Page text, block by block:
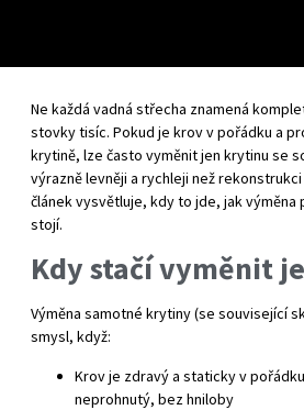
Ne každá vadná střecha znamená
stovky tisíc. Pokud je krov v pořádku a
krytině, lze často vyměnit jen krytinu se
výrazně levněji a rychleji než
článek vysvětluje, kdy to jde, jak výměna
stojí.
Kdy stačí vyměnit
Výměna samotné krytiny (se související
smysl, když:
Krov je zdravý a staticky v
neprohnutý, bez hniloby